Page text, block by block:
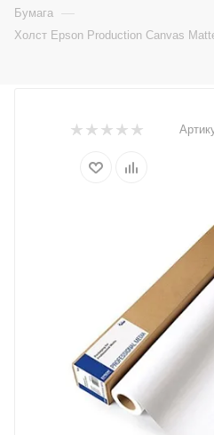
Бумага —
Холст Epson Production Canvas